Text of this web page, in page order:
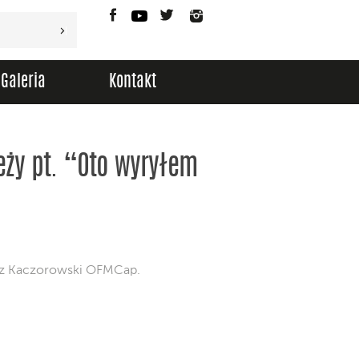
FacebookYouTubeTwitter
Galeria Kontakt
pt. “Oto wyryłem
Kaczorowski OFMCap.